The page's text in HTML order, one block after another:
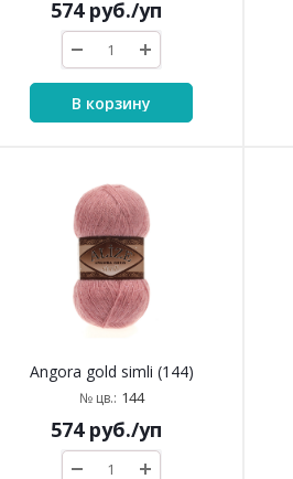
574руб./уп
В корзину
Angora gold simli (144)
№ цв.: 144
574руб./уп